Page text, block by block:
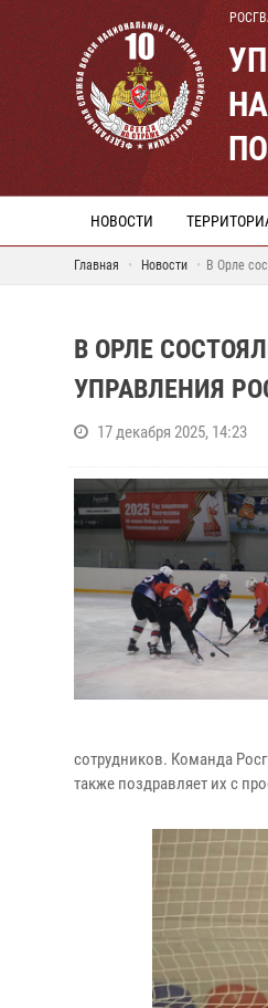
НОВОСТИ
Главная Новости В Орле
В ОРЛЕ
УПРАВЛЕНИЯ
17 декабря 2025, 14:23
сотрудников. Команда
также поздравляет их с